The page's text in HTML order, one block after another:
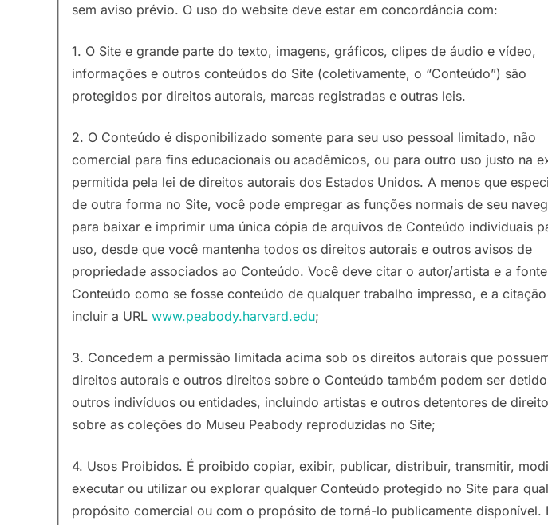
sem aviso prévio. O uso do website deve estar em concordância com:
1. O Site e grande parte do texto, imagens, gráficos, clipes de áudio e vídeo,
informações e outros conteúdos do Site (coletivamente, o “Conteúdo”) são
protegidos por direitos autorais, marcas registradas e outras leis.
2. O Conteúdo é disponibilizado somente para seu uso pessoal limitado, não
comercial para fins educacionais ou acadêmicos, ou para outro uso justo na
permitida pela lei de direitos autorais dos Estados Unidos. A menos que
de outra forma no Site, você pode empregar as funções normais de seu
para baixar e imprimir uma única cópia de arquivos de Conteúdo individuais
uso, desde que você mantenha todos os direitos autorais e outros avisos de
propriedade associados ao Conteúdo. Você deve citar o autor/artista e a
Conteúdo como se fosse conteúdo de qualquer trabalho impresso, e a
incluir a URL www.peabody.harvard.edu;
3. Concedem a permissão limitada acima sob os direitos autorais que
direitos autorais e outros direitos sobre o Conteúdo também podem ser
outros indivíduos ou entidades, incluindo artistas e outros detentores de
sobre as coleções do Museu Peabody reproduzidas no Site;
4. Usos Proibidos. É proibido copiar, exibir, publicar, distribuir, transmitir,
executar ou utilizar ou explorar qualquer Conteúdo protegido no Site para
propósito comercial ou com o propósito de torná-lo publicamente disponível.